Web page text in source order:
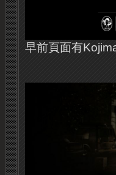
早前頁面有